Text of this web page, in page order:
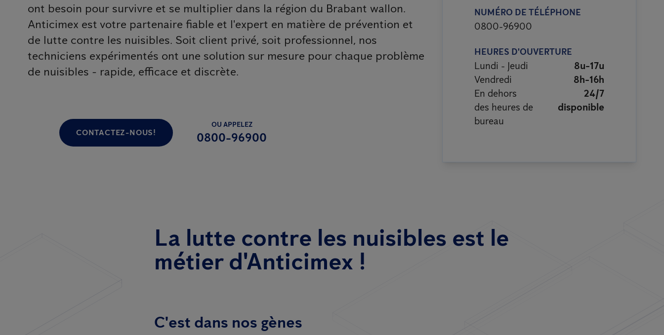
ont besoin pour survivre et se multiplier dans la région du Brabant wallon.
Anticimex est votre partenaire fiable et l'expert en matière de prévention et
de lutte contre les nuisibles. Soit client privé, soit professionnel, nos
techniciens expérimentés ont une solution sur mesure pour chaque problème
de nuisibles - rapide, efficace et discrète.
CONTACTEZ-NOUS!
OU APPELEZ
0800-96900
NUMÉRO DE TÉLÉPHONE
0800-96900
HEURES D'OUVERTURE
Lundi - Jeudi
8u-17u
Vendredi
8h-16h
En dehors
24/7
des heures de
bureau
disponible
La lutte contre les nuisibles est le
métier d'Anticimex !
C'est dans nos gènes